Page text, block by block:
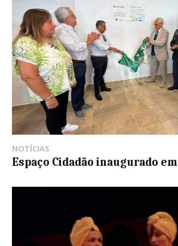
NOTÍCIAS
Espaço Cidadão inaugurado